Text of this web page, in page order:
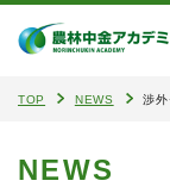
TOP NEWS 渉
NEWS